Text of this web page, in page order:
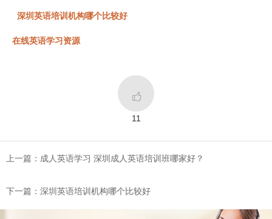
深圳英语培训机构哪个比较好
在线英语学习资源

11
上一篇：成人英语学习 深圳成人英语培训班哪家好？
下一篇：深圳英语培训机构哪个比较好